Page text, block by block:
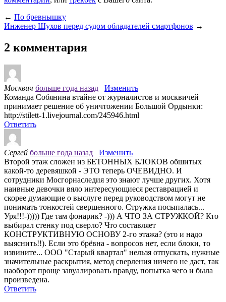
← По бревнышку
Инженер Шухов перед судом обладателей смартфонов →
2 комментария
Москвич больше года назад
Изменить
Команда Собянина втайне от журналистов и москвичей
принимает решение об уничтожении Большой Ордынки:
http://stilett-1.livejournal.com/245946.html
Ответить
Сергей больше года назад
Изменить
Второй этаж сложен из БЕТОННЫХ БЛОКОВ обшитых
какой-то деревяшкой - ЭТО теперь ОЧЕВИДНО. И
сотрудники Мосгорнаследия это знают лучше других. Хотя
наивные девочки вяло интересующиеся реставрацией и
скорее думающие о выслуге перед руководством могут не
понимать тонкостей свершенного. Стружка посыпалась...
Уря!!!-))))) Где там фонарик? -))) А ЧТО ЗА СТРУЖКОЙ? Кто
выбирал стенку под сверло? Что составляет
КОНСТРУКТИВНУЮ ОСНОВУ 2-го этажа? (это и надо
выяснить!!). Если это брёвна - вопросов нет, если блоки, то
извините... ООО "Старый квартал" нельзя отпускать, нужные
значительные раскрытия, метод сверления ничего не даст, так
наоборот проще завуалировать правду, попытка чего и была
произведена.
Ответить